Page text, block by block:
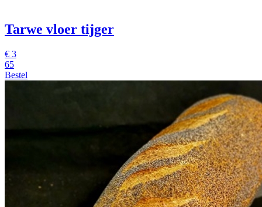
Tarwe vloer tijger
€ 3
65
Bestel